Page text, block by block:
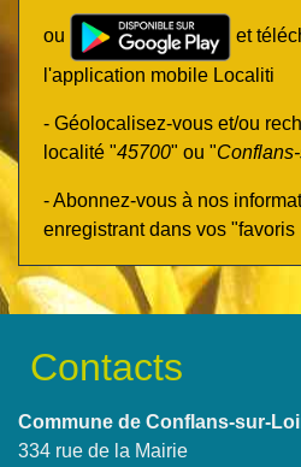
ou
et
l'application mobile Localiti
- Géolocalisez-vous et/ou
localité "45700" ou "
- Abonnez-vous à nos
enregistrant dans vos "favoris
Contacts
Commune de Conflans-sur-
334 rue de la Mairie